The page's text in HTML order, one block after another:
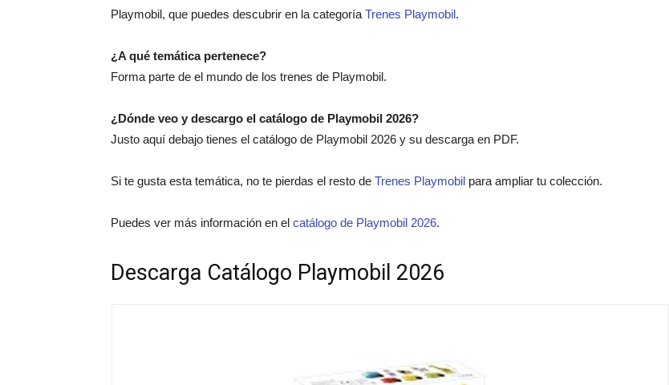
Playmobil, que puedes descubrir en la categoría Trenes Playmobil.
¿A qué temática pertenece?
Forma parte de el mundo de los trenes de Playmobil.
¿Dónde veo y descargo el catálogo de Playmobil 2026?
Justo aquí debajo tienes el catálogo de Playmobil 2026 y su descarga en PDF.
Si te gusta esta temática, no te pierdas el resto de Trenes Playmobil para ampliar tu colección.
Puedes ver más información en el catálogo de Playmobil 2026.
Descarga Catálogo Playmobil 2026